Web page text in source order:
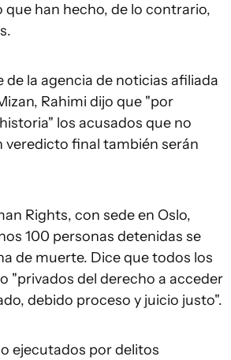
que han hecho, de lo contrario,
la agencia de noticias afiliada
Rahimi dijo que "por
los acusados ​​que no
veredicto final también serán
Rights, con sede en Oslo,
100 personas detenidas se
de muerte. Dice que todos los
"privados del derecho a acceder
debido proceso y juicio justo".
ejecutados por delitos